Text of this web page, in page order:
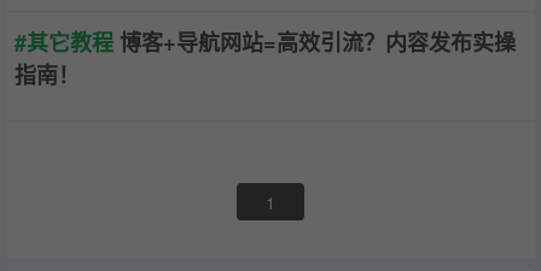
#其它教程 博客+导航网站=高效引流？内容发布实操
指南！
1